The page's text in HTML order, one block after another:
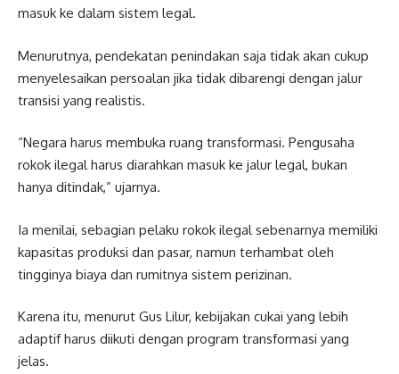
masuk ke dalam sistem legal.
Menurutnya, pendekatan penindakan saja tidak akan cukup
menyelesaikan persoalan jika tidak dibarengi dengan jalur
transisi yang realistis.
“Negara harus membuka ruang transformasi. Pengusaha
rokok ilegal harus diarahkan masuk ke jalur legal, bukan
hanya ditindak,” ujarnya.
Ia menilai, sebagian pelaku rokok ilegal sebenarnya memiliki
kapasitas produksi dan pasar, namun terhambat oleh
tingginya biaya dan rumitnya sistem perizinan.
Karena itu, menurut Gus Lilur, kebijakan cukai yang lebih
adaptif harus diikuti dengan program transformasi yang
jelas.